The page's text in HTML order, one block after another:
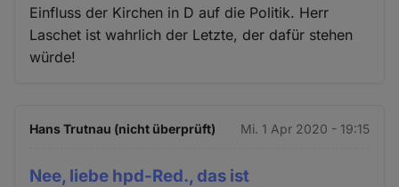
Einfluss der Kirchen in D auf die Politik. Herr
Laschet ist wahrlich der Letzte, der dafür stehen
würde!
Hans Trutnau (nicht überprüft) Mi. 1 Apr 2020 - 19:15
Nee, liebe hpd-Red., das ist